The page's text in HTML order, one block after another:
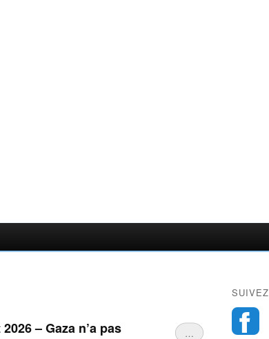
…
– Gaza n’a pas